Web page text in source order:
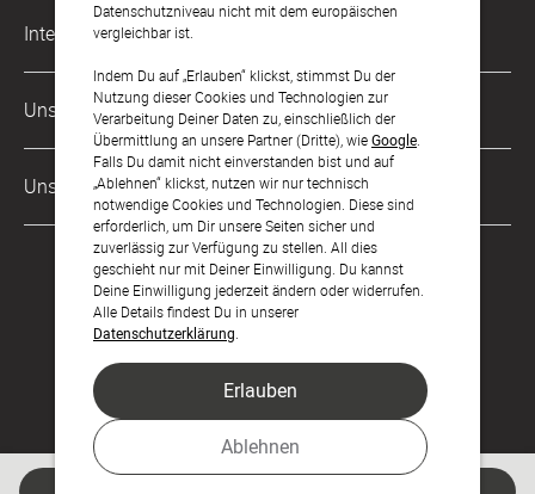
Datenschutzniveau nicht mit dem europäischen
vergleichbar ist.
Indem Du auf „Erlauben“ klickst, stimmst Du der
Nutzung dieser Cookies und Technologien zur
Verarbeitung Deiner Daten zu, einschließlich der
Übermittlung an unsere Partner (Dritte), wieGoogle
Falls Du damit nicht einverstanden bist und auf
„Ablehnen“ klickst, nutzen wir nur technisch
notwendige Cookies und Technologien. Diese sind
erforderlich, um Dir unsere Seiten sicher und
zuverlässig zur Verfügung zu stellen. All dies
geschieht nur mit Deiner Einwilligung. Du kannst
Deine Einwilligung jederzeit ändern oder widerrufen.
Alle Details findest Du in unserer
Datenschutzerklärung
Ablehnen
Erlauben
Impressum
AGB & Widerrufsrecht
Zahlung & Versand
Datenschutz
Barrierefreiheitserklärung
LLM's
Musterkarten
Digitale Gästelisten
FAQ & Hilfe
International
Österreich
Schweiz
Frankreich
Unsere Zahlungsarten
Unsere Partner
Feier den Moment.